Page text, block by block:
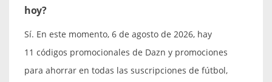
hoy?
Sí. En este momento, 6 de agosto de 2026, hay
11 códigos promocionales de Dazn y promociones
para ahorrar en todas las suscripciones de fútbol,